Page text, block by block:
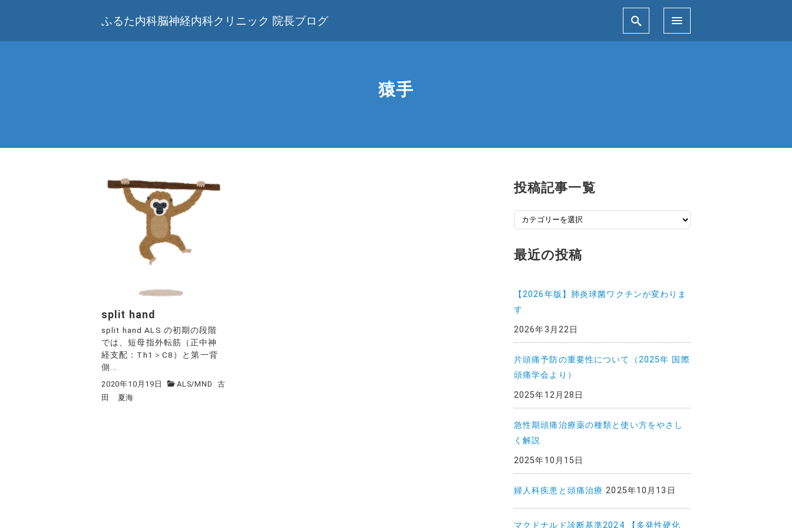
ふるた内科脳神経内科クリニック 院長ブログ
猿手
split hand
split hand ALS の初期の段階
では、短母指外転筋（正中神
経支配：Th1＞C8）と第一背
側...
2020年10月19日 ALS/MND
古
田 夏海
投稿記事一覧
投
稿
記
事
覧
最近の投稿
【2026年版】肺炎球菌ワクチンが変わりま
す
2026年3月22日
片頭痛予防の重要性について（2025年 国際
頭痛学会より）
2025年12月28日
急性期頭痛治療薬の種類と使い方をやさし
く解説
2025年10月15日
婦人科疾患と頭痛治療 2025年10月13日
マクドナルド診断基準2024 【多発性硬化